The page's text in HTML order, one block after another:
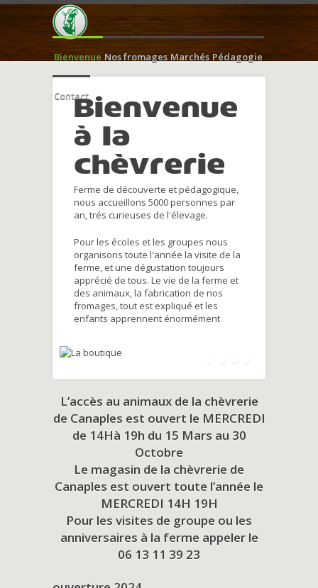
Bienvenue Nos fromages Marchés Pédagogie
ContactBienvenue
à la
chèvrerie
Ferme de découverte et pédagogique,
nous accueillons 5000 personnes par
an, trés curieuses de l'élevage.
Pour les écoles et les groupes nous
organisons toute l'année la visite de la
ferme, et une dégustation toujours
apprécié de tous. Le vie de la ferme et
des animaux, la fabrication de nos
fromages, tout est expliqué et les
enfants apprennent énormément
L’accès au animaux de la chèvrerie
de Canaples est ouvert le MERCREDI
de 14Hà 19h du 15 Mars au 30
Octobre
Le magasin de la chèvrerie de
Canaples est ouvert toute l’année le
MERCREDI 14H 19H
Pour les visites de groupe ou les
anniversaires à la ferme appeler le
06 13 11 39 23